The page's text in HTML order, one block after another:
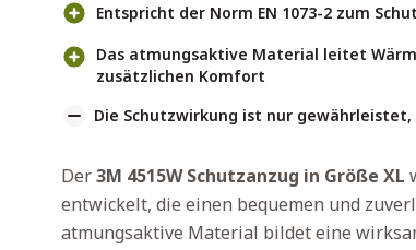
Entspricht der Norm EN 1073-2 zum
Das atmungsaktive Material leitet
zusätzlichen Komfort
Die Schutzwirkung ist nur
Der3M 4515W Schutzanzug in Größe XL
entwickelt, die einen bequemen und
atmungsaktive Material bildet eine